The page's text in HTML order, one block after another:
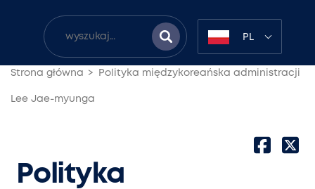
PL
Strona główna Polityka międzykoreańska administracji
Lee Jae-myunga
Polityka